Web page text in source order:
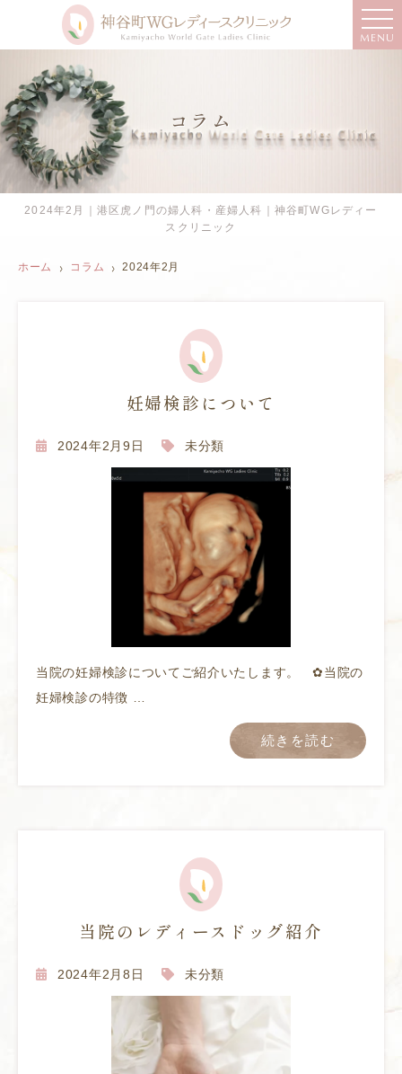
MENU
コラム
2024年2月｜港区虎ノ門の婦人科・産婦人科｜神谷町WGレディー
スクリニック
ホーム コラム 2024年2月
妊婦検診について
2024年2月9日 未分類
当院の妊婦検診についてご紹介いたします。 ✿当院の
妊婦検診の特徴 …
続きを読む
当院のレディースドッグ紹介
2024年2月8日 未分類